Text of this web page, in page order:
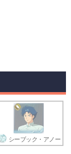
シーブック・アノー